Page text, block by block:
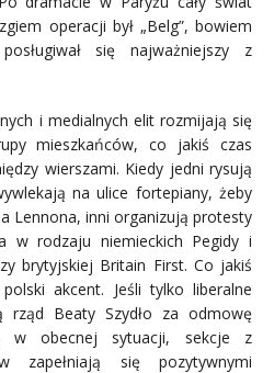
operacji był „Belg”, bowiem
się najważniejszy z
i medialnych elit rozmijają się
mieszkańców, co jakiś czas
wierszami. Kiedy jedni rysują
na ulice fortepiany, żeby
Lennona, inni organizują protesty
w rodzaju niemieckich Pegidy i
brytyjskiej Britain First. Co jakiś
akcent. Jeśli tylko liberalne
rząd Beaty Szydło za odmowę
w obecnej sytuacji, sekcje z
zapełniają się pozytywnymi